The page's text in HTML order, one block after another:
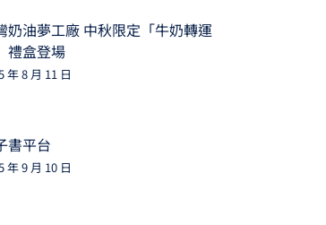
奶油夢工廠 中秋限定「牛奶轉運
禮盒登場
年 8 月 11 日
書平台
年 9 月 10 日